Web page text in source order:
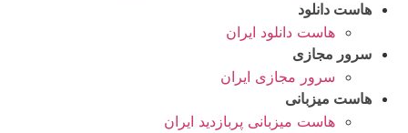
هاست دانلود
هاست دانلود ایران
سرور مجازی
سرور مجازی ایران
هاست میزبانی
هاست میزبانی پربازدید ایران